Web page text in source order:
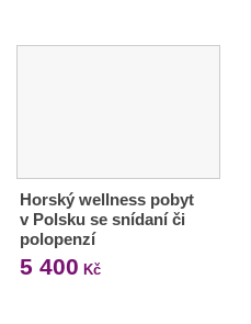
Horský wellness pobyt
v Polsku se snídaní či
polopenzí
5 400 Kč